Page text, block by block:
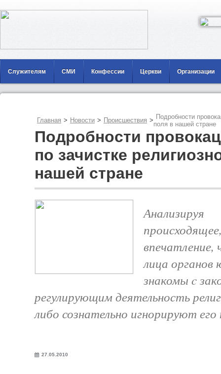
Служителям СМИ Конфессии Церкви Организации
Главная > Новости > Происшествия > Подробности
поля в нашей стране
Подробности
по зачистке
нашей стране
Анализируя
лица органов
знакомы c
регулирующим деятельность
либо сознательно игнорируют
27.05.2010